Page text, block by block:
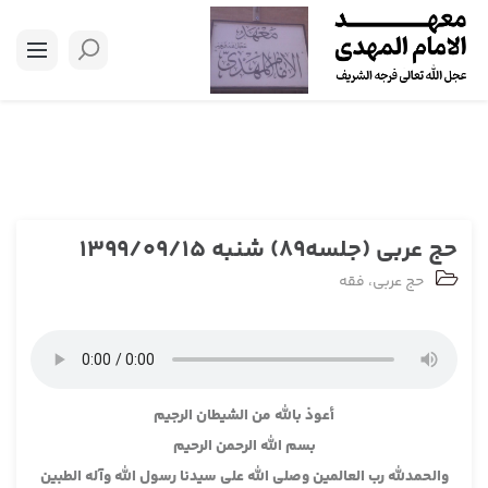
حج عربی (جلسه89) شنبه 1399/09/15
حج عربی، فقه
أعوذ بالله من الشيطان الرجيم
بسم الله الرحمن الرحيم
والحمدلله رب العالمين وصلى الله على سيدنا رسول الله وآله الطبين